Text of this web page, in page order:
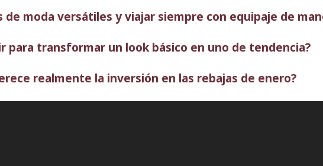
de moda versátiles y viajar siempre con equipaje de
para transformar un look básico en uno de tendencia?
realmente la inversión en las rebajas de enero?